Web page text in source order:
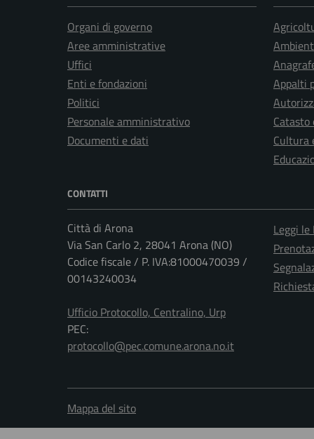
Organi di governo
Aree amministrative
Uffici
Enti e fondazioni
Politici
Personale amministrativo
Documenti e dati
Appalti
Cultura
CONTATTI
Città di Arona
Via San Carlo 2, 28041 Arona (NO)
Codice fiscale / P. IVA:81000470039 /
00143240034
Ufficio Protocollo, Centralino, Urp
PEC:
protocollo@pec.comune.arona.no.it
Leggi le
Mappa del sito